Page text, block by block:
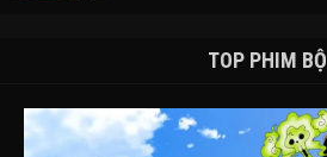
TOP PHIM BỘ